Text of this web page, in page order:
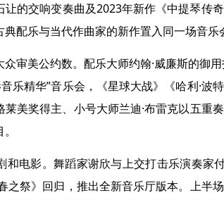
让的交响变奏曲及2023年新作《中提琴传
配乐与当代作曲家的新作置入同一场音乐
美公约数。配乐大师约翰·威廉斯的御用
乐精华”音乐会，《星球大战》《哈利·波
美奖得主、小号大师兰迪·布雷克以五重
电影。舞蹈家谢欣与上交打击乐演奏家
之祭》回归，推出全新音乐厅版本。上半